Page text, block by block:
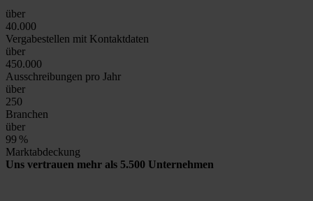
über
40.000
Vergabestellen mit Kontaktdaten
über
450.000
Ausschreibungen pro Jahr
über
250
Branchen
über
99 %
Marktabdeckung
Uns vertrauen mehr als 5.500 Unternehmen